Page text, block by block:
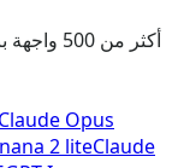
أكثر من
Claude Opus
2 liteClaude